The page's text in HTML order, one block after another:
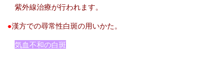
紫外線治療が行われます。
●漢方での尋常性白斑の用いかた。
気血不和の白斑